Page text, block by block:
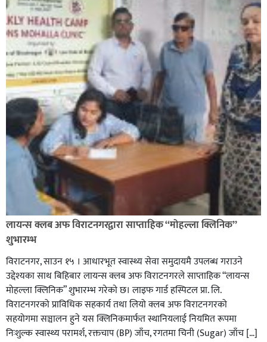
लायन्स क्लब अफ विराटनगरद्वारा साप्ताहिक “मोहल्ला क्लिनिक”
शुभारम्भ
विराटनगर, साउन १५ । आधारभूत स्वास्थ्य सेवा समुदायमै उपलब्ध गराउने
उद्देश्यका साथ बिहिबार लायन्स क्लब अफ विराटनगरले साप्ताहिक “लायन्स
मोहल्ला क्लिनिक” शुभारम्भ गरेकाे छ। लाइफ गार्ड हस्पिटल प्रा. लि.
विराटनगरको प्राविधिक सहकार्य तथा लियो क्लब अफ विराटनगरको
सहयोगमा सञ्चालन हुने यस क्लिनिकमार्फत स्थानियलाई नियमित रूपमा
निःशुल्क स्वास्थ्य परामर्श, रक्तचाप (BP) जाँच, रगतमा चिनी (Sugar) जाँच […]